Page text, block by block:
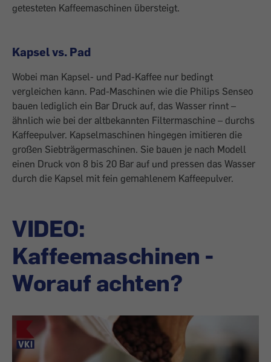
getesteten Kaffeemaschinen übersteigt.
Kapsel vs. Pad
Wobei man Kapsel- und Pad-Kaffee nur ­bedingt
vergleichen kann. Pad-Maschinen wie die Philips Senseo
bauen lediglich ein Bar Druck auf, das Wasser rinnt –
ähnlich wie bei der altbekannten Filtermaschine – durchs
Kaffeepulver. Kapselmaschinen hingegen imitieren die
großen Siebträger­maschinen. Sie bauen je nach Modell
einen Druck von 8 bis 20 Bar auf und pressen das Wasser
durch die Kapsel mit fein gemahlenem Kaffeepulver.
VIDEO:
Kaffeemaschinen -
Worauf achten?